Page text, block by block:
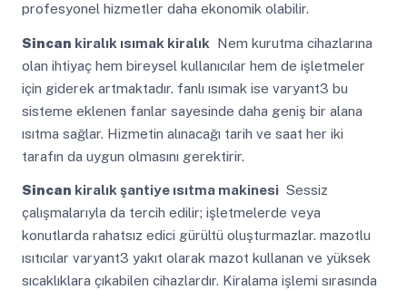
profesyonel hizmetler daha ekonomik olabilir.
Sincan kiralık ısımak kiralık Nem kurutma cihazlarına
olan ihtiyaç hem bireysel kullanıcılar hem de işletmeler
için giderek artmaktadır. fanlı ısımak ise varyant3 bu
sisteme eklenen fanlar sayesinde daha geniş bir alana
ısıtma sağlar. Hizmetin alınacağı tarih ve saat her iki
tarafın da uygun olmasını gerektirir.
Sincan kiralık şantiye ısıtma makinesiSessiz
çalışmalarıyla da tercih edilir; işletmelerde veya
konutlarda rahatsız edici gürültü oluşturmazlar. mazotlu
ısıtıcılar varyant3 yakıt olarak mazot kullanan ve yüksek
sıcaklıklara çıkabilen cihazlardır. Kiralama işlemi sırasında